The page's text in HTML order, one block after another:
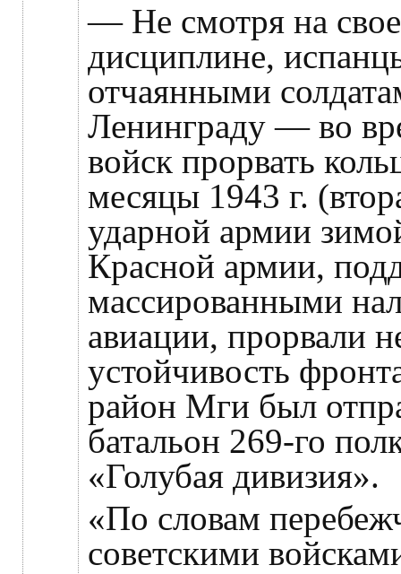
— Не смотря на
дисциплине,
отчаянными
Ленинграду — во
войск прорвать
месяцы 1943 г.
ударной армии
Красной армии,
массированными
авиации, прорвали
устойчивость
район Мги был
батальон 269-го
«Голубая дивизия».
«По словам
советскими